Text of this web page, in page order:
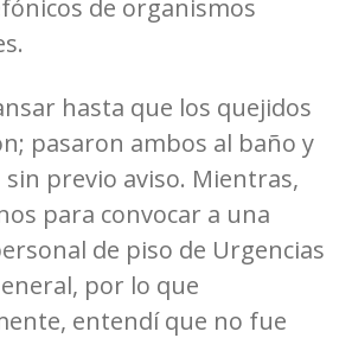
de organismos
hasta que los quejidos
pasaron ambos al baño y
previo aviso. Mientras,
para convocar a una
de piso de Urgencias
por lo que
entendí que no fue